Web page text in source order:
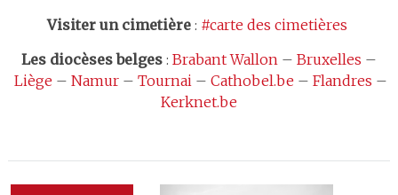
Visiter un cimetière: #carte des cimetières
Les diocèses belges: Brabant Wallon– Bruxelles –
Liège – Namur– Tournai– Cathobel.be – Flandres –
Kerknet.be